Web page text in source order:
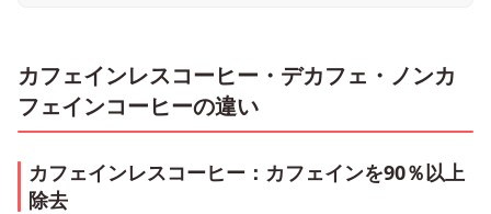
カフェインレスコーヒー・デカフェ・ノンカ
フェインコーヒーの違い
カフェインレスコーヒー：カフェインを90％以上
除去